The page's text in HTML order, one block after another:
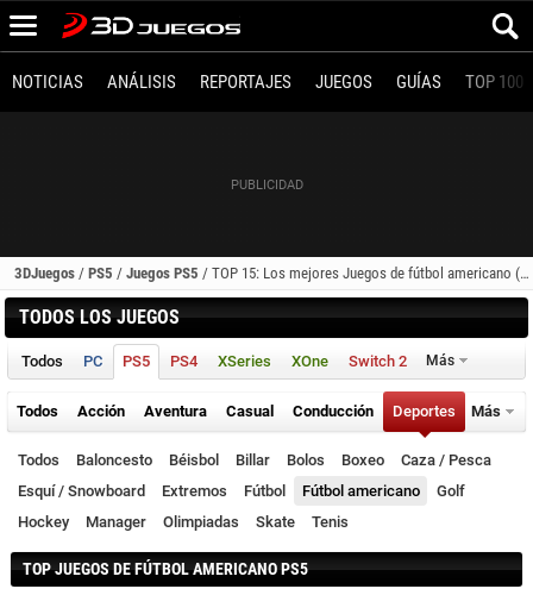
NOTICIAS ANÁLISIS REPORTAJES JUEGOS GUÍAS TOP 100
3DJuegos / PS5 / Juegos PS5 / TOP 15: Los mejores Juegos de fútbol americano (PS5)
TODOS LOS JUEGOS
Todos PC PS5 PS4 XSeries XOne Switch 2 Más
Todos Acción Aventura Casual Conducción Deportes Más
Todos Baloncesto Béisbol Billar Bolos Boxeo
Caza / Pesca
Esquí / Snowboard
Extremos Fútbol Fútbol americano
Golf
Hockey
Manager Olimpiadas Skate Tenis
TOP JUEGOS DE FÚTBOL AMERICANO PS5